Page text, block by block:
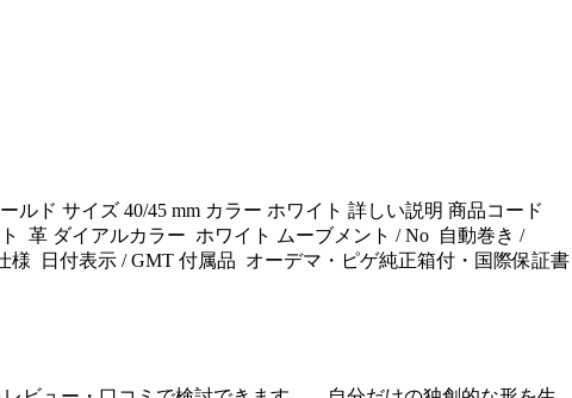
ルド サイズ 40/45 mm カラー ホワイト 詳しい説明 商品コード
革 ダイアルカラー ホワイト ムーブメント / No 自動巻き /
日付表示 / GMT 付属品 オーデマ・ピゲ純正箱付・国際保証書